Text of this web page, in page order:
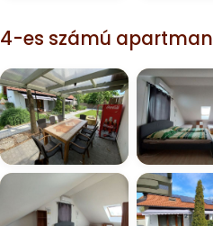
4-es számú apartman